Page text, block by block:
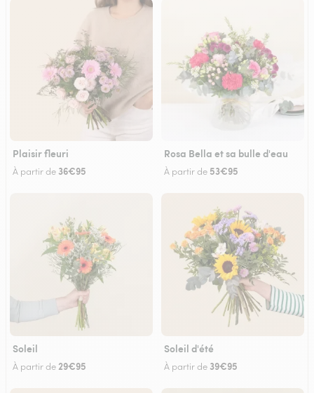
Plaisir fleuri
À partir de 36€95
Rosa Bella et sa bulle d'eau
À partir de 53€95
Soleil
À partir de 29€95
Soleil d'été
À partir de 39€95